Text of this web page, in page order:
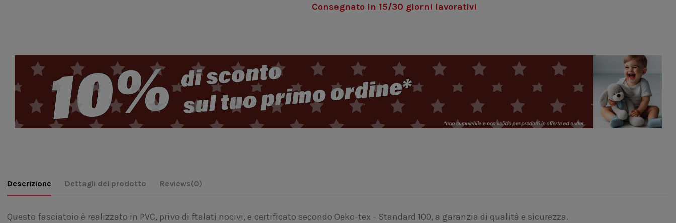
Consegnato in 15/30 giorni lavorativi
Descrizione Dettagli del prodotto Reviews(0)
Questo fasciatoio è realizzato in PVC, privo di ftalati nocivi, e certificato secondo Oeko-tex - Standard 100, a garanzia di qualità e sicurezza.